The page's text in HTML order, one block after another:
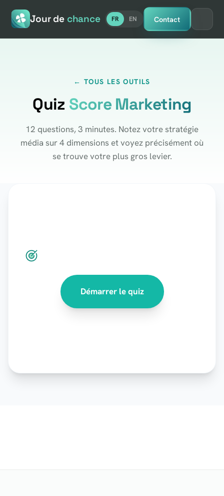
Jour de chance FR EN Contact
← TOUS LES OUTILS
Quiz Score Marketing
12 questions, 3 minutes. Notez votre stratégie
média sur 4 dimensions et voyez précisément où
se trouve votre plus gros levier.
Démarrer le quiz